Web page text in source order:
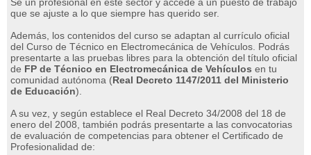
que se ajuste a lo que siempre has querido ser.
Además, los contenidos del curso se adaptan al currículo oficial
del Curso de Técnico en Electromecánica de Vehículos. Podrás
presentarte a las pruebas libres para la obtención del título oficial
de FP de Técnico en Electromecánica de Vehículos en tu
comunidad autónoma (Real Decreto 1147/2011 del Ministerio
de Educación).
A su vez, y según establece el Real Decreto 34/2008 del 18 de
enero del 2008, también podrás presentarte a las convocatorias
de evaluación de competencias para obtener el Certificado de
Profesionalidad de: